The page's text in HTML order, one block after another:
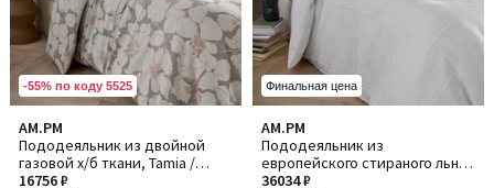
-55% по коду 5525
AM.PM
Пододеяльник из двойной
газовой х/б ткани, Tamia /
Тамиа
16756 ₽
Финальная цена
AM.PM
Пододеяльник из
европейского стираного льна,
Chiba / Шиба
36034 ₽
5
/
5